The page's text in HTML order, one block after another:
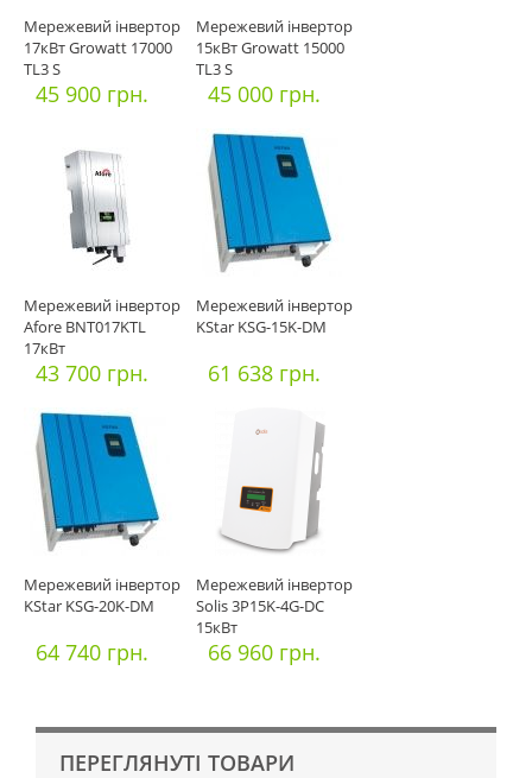
Мережевий інвертор
17кВт Growatt 17000
TL3 S
45 900 грн.
Мережевий інвертор
15кВт Growatt 15000
TL3 S
45 000 грн.
Мережевий інвертор
Afore BNT017KTL
17кВт
43 700 грн.
Мережевий інвертор
KStar KSG-15K-DM
61 638 грн.
Мережевий інвертор
KStar KSG-20K-DM
64 740 грн.
Мережевий інвертор
Solis 3P15K-4G-DC
15кВт
66 960 грн.
ПЕРЕГЛЯНУТІ ТОВАРИ